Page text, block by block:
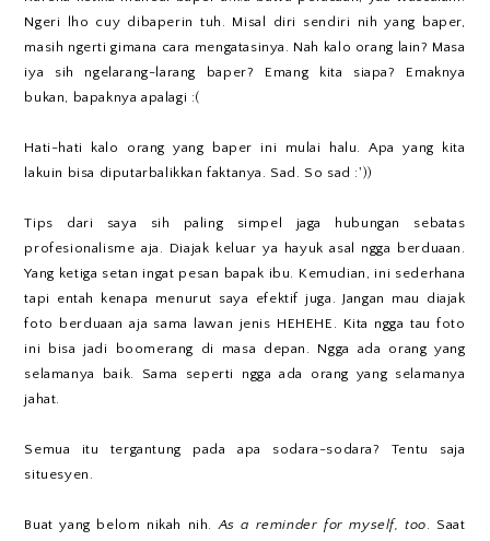
Ngeri lho cuy dibaperin tuh. Misal diri sendiri nih yang baper,
masih ngerti gimana cara mengatasinya. Nah kalo orang lain? Masa
iya sih ngelarang-larang baper? Emang kita siapa? Emaknya
bukan, bapaknya apalagi :(
Hati-hati kalo orang yang baper ini mulai halu. Apa yang kita
lakuin bisa diputarbalikkan faktanya. Sad. So sad :'))
Tips dari saya sih paling simpel jaga hubungan sebatas
profesionalisme aja. Diajak keluar ya hayuk asal ngga berduaan.
Yang ketiga setan ingat pesan bapak ibu. Kemudian, ini sederhana
tapi entah kenapa menurut saya efektif juga. Jangan mau diajak
foto berduaan aja sama lawan jenis HEHEHE. Kita ngga tau foto
ini bisa jadi boomerang di masa depan. Ngga ada orang yang
selamanya baik. Sama seperti ngga ada orang yang selamanya
jahat.
Semua itu tergantung pada apa sodara-sodara? Tentu saja
situesyen.
Buat yang belom nikah nih.As a reminder for myself, too. Saat